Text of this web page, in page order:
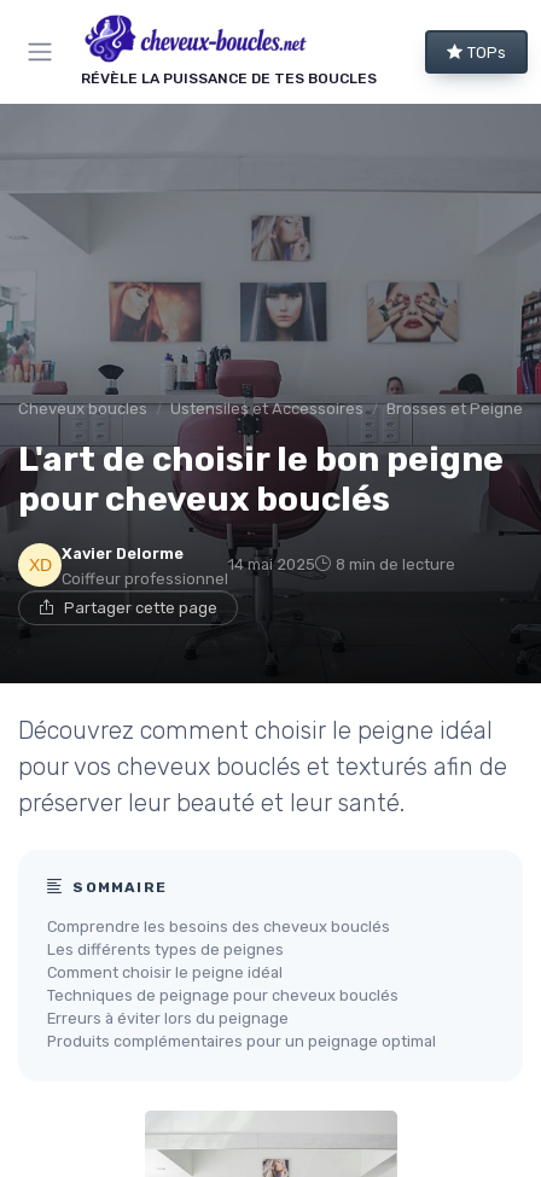
RÉVÈLE LA PUISSANCE DE TES BOUCLES
TOPs
Cheveux boucles Ustensiles et Accessoires Brosses et Peignes
L'art de choisir le bon peigne
pour cheveux bouclés
Xavier Delorme
Coiffeur professionnel
14 mai 2025 8 min de lecture
Partager cette page
Découvrez comment choisir le peigne idéal
pour vos cheveux bouclés et texturés afin de
préserver leur beauté et leur santé.
SOMMAIRE
Comprendre les besoins des cheveux bouclés
Les différents types de peignes
Comment choisir le peigne idéal
Techniques de peignage pour cheveux bouclés
Erreurs à éviter lors du peignage
Produits complémentaires pour un peignage optimal
Panneau de gestion des cookies